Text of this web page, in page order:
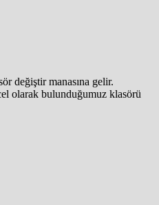
değiştir manasına gelir.
olarak bulunduğumuz klasörü